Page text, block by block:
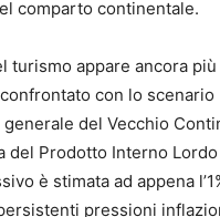
comparto continentale.
turismo appare ancora più
con lo scenario
del Vecchio
del Prodotto Interno Lordo
è stimata ad appena
pressioni